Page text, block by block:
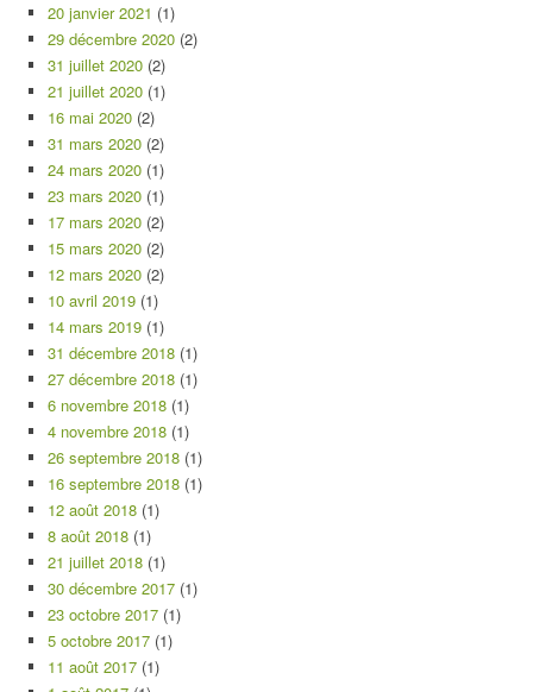
20 janvier 2021 (1)
29 décembre 2020 (2)
31 juillet 2020 (2)
21 juillet 2020 (1)
16 mai 2020 (2)
31 mars 2020 (2)
24 mars 2020 (1)
23 mars 2020 (1)
17 mars 2020 (2)
15 mars 2020 (2)
12 mars 2020 (2)
10 avril 2019 (1)
14 mars 2019 (1)
31 décembre 2018 (1)
27 décembre 2018 (1)
6 novembre 2018 (1)
4 novembre 2018 (1)
26 septembre 2018 (1)
16 septembre 2018 (1)
12 août 2018 (1)
8 août 2018 (1)
21 juillet 2018 (1)
30 décembre 2017 (1)
23 octobre 2017 (1)
5 octobre 2017 (1)
11 août 2017 (1)